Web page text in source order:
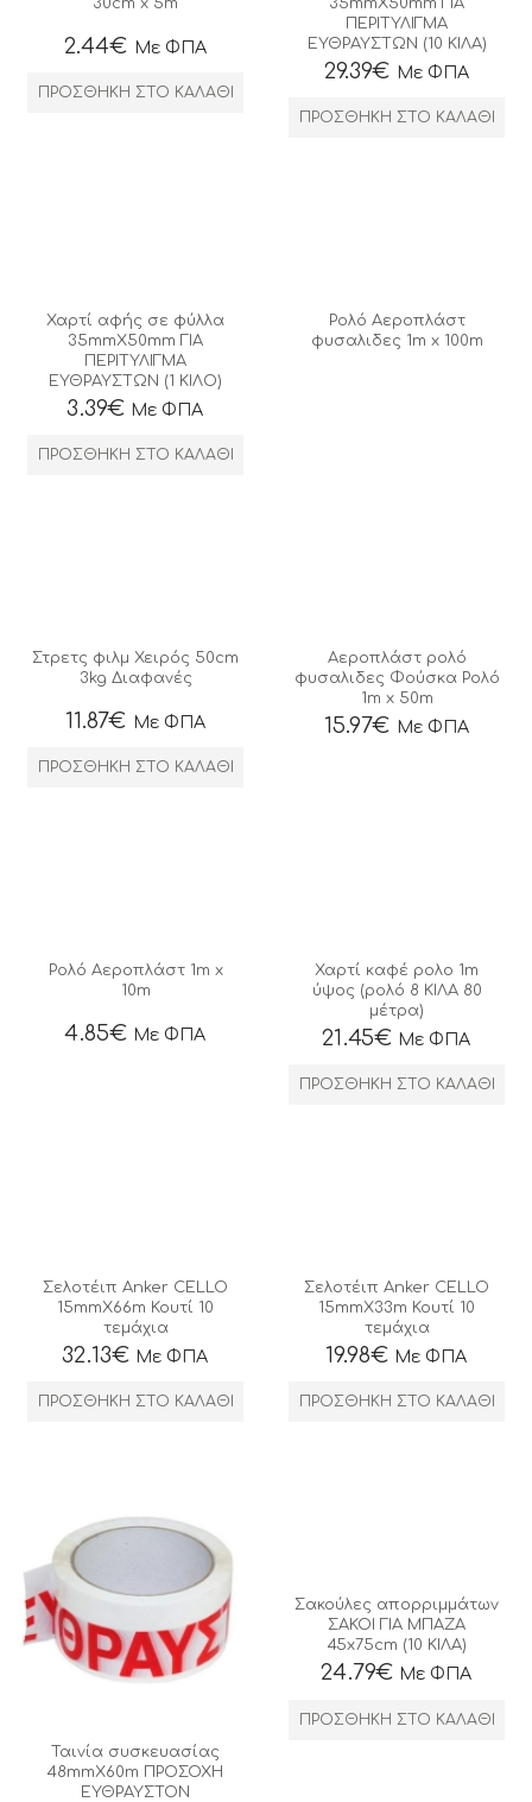
30cm x 5m
2.44€ Με ΦΠΑ
ΠΡΟΣΘΉΚΗ ΣΤΟ ΚΑΛΆΘΙ
35mmΧ50mm ΓΙΑ
ΠΕΡΙΤΥΛΙΓΜΑ
ΕΥΘΡΑΥΣΤΩΝ (10 ΚΙΛΑ)
29.39€ Με ΦΠΑ
ΠΡΟΣΘΉΚΗ ΣΤΟ ΚΑΛΆΘΙ
Χαρτί αφής σε φύλλα
35mmΧ50mm ΓΙΑ
ΠΕΡΙΤΥΛΙΓΜΑ
ΕΥΘΡΑΥΣΤΩΝ (1 ΚΙΛΟ)
3.39€ Με ΦΠΑ
ΠΡΟΣΘΉΚΗ ΣΤΟ ΚΑΛΆΘΙ
Ρολό Αεροπλάστ
φυσαλιδες 1m x 100m
Στρετς φιλμ Χειρός 50cm
3kg Διαφανές
11.87€ Με ΦΠΑ
ΠΡΟΣΘΉΚΗ ΣΤΟ ΚΑΛΆΘΙ
Αεροπλάστ ρολό
φυσαλιδες Φούσκα Ρολό
1m x 50m
15.97€ Με ΦΠΑ
Ρολό Αεροπλάστ 1m x
10m
4.85€ Με ΦΠΑ
Χαρτί καφέ ρολο 1m
ύψος (ρολό 8 ΚΙΛΑ 80
μέτρα)
21.45€ Με ΦΠΑ
ΠΡΟΣΘΉΚΗ ΣΤΟ ΚΑΛΆΘΙ
Σελοτέιπ Anker CELLO
15mmX66m Κουτί 10
τεμάχια
32.13€ Με ΦΠΑ
ΠΡΟΣΘΉΚΗ ΣΤΟ ΚΑΛΆΘΙ
Σελοτέιπ Anker CELLO
15mmX33m Κουτί 10
τεμάχια
19.98€ Με ΦΠΑ
ΠΡΟΣΘΉΚΗ ΣΤΟ ΚΑΛΆΘΙ
Ταινία συσκευασίας
48mmX60m ΠΡΟΣΟΧΗ
ΕΥΘΡΑΥΣΤΟΝ
Σακούλες απορριμμάτων
ΣΑΚΟΙ ΓΙΑ ΜΠΑΖΑ
45x75cm (10 ΚΙΛΑ)
24.79€ Με ΦΠΑ
ΠΡΟΣΘΉΚΗ ΣΤΟ ΚΑΛΆΘΙ